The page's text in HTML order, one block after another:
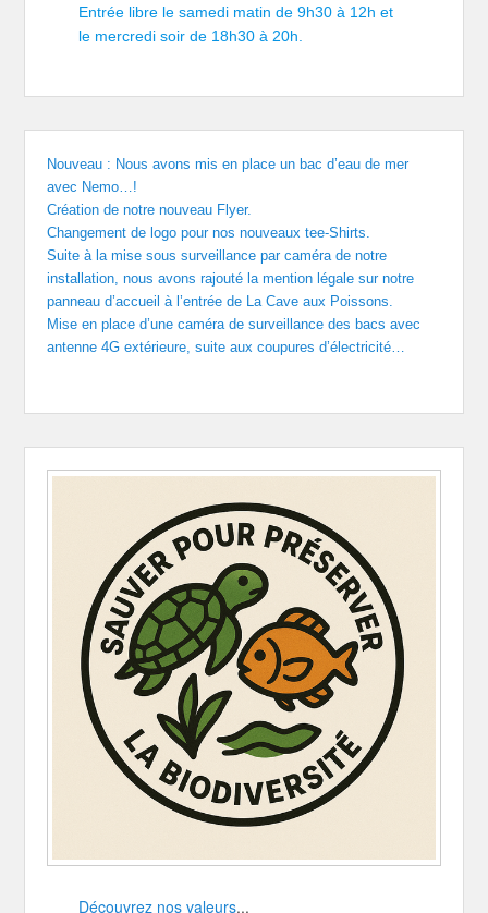
Entrée libre le samedi matin de 9h30 à 12h et
le mercredi soir de 18h30 à 20h.
Nouveau : Nous avons mis en place un bac d’eau de mer
avec Nemo…!
Création de notre nouveau Flyer.
Changement de logo pour nos nouveaux tee-Shirts.
Suite à la mise sous surveillance par caméra de notre
installation, nous avons rajouté la mention légale sur notre
panneau d’accueil à l’entrée de La Cave aux Poissons.
Mise en place d’une caméra de surveillance des bacs avec
antenne 4G extérieure, suite aux coupures d’électricité…
Découvrez nos valeurs...